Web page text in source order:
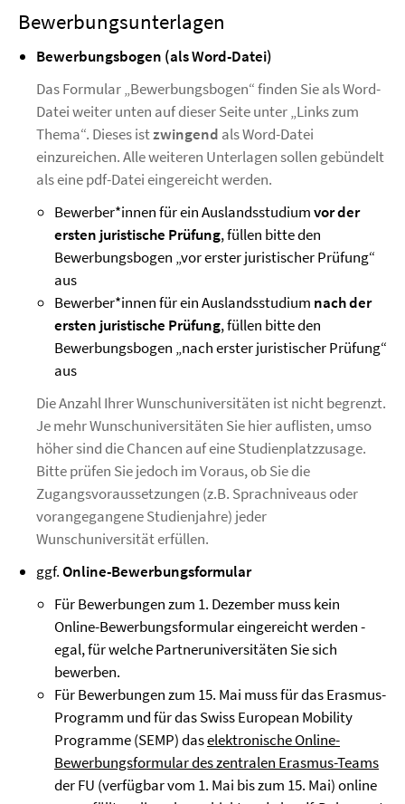
Bewerbungsunterlagen
Bewerbungsbogen (als Word-Datei)
Das Formular „Bewerbungsbogen“ finden Sie als Word-
Datei weiter unten auf dieser Seite unter „Links zum
Thema“. Dieses istzwingend als Word-Datei
einzureichen. Alle weiteren Unterlagen sollen gebündelt
als eine pdf-Datei eingereicht werden.
Bewerber*innen für ein Auslandsstudiumvor der
ersten juristische Prüfung, füllen bitte den
Bewerbungsbogen „vor erster juristischer Prüfung“
aus
Bewerber*innen für ein Auslandsstudium nach der
ersten juristische Prüfung, füllen bitte den
Bewerbungsbogen „nach erster juristischer Prüfung“
aus
Die Anzahl Ihrer Wunschuniversitäten ist nicht begrenzt.
Je mehr Wunschuniversitäten Sie hier auflisten, umso
höher sind die Chancen auf eine Studienplatzzusage.
Bitte prüfen Sie jedoch im Voraus, ob Sie die
Zugangsvoraussetzungen (z.B. Sprachniveaus oder
vorangegangene Studienjahre) jeder
Wunschuniversität erfüllen.
ggf.Online-Bewerbungsformular
Für Bewerbungen zum 1. Dezember muss kein
Online-Bewerbungsformular eingereicht werden -
egal, für welche Partneruniversitäten Sie sich
bewerben.
Für Bewerbungen zum 15. Mai muss für das Erasmus-
Programm und für das Swiss European Mobility
Programme (SEMP) daselektronische Online-
Bewerbungsformular des zentralen Erasmus-Teams
der FU (verfügbar vom 1. Mai bis zum 15. Mai) online